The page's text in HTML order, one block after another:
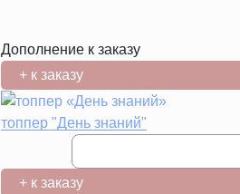
Дополнение к заказу
+ к заказу
топпер "День знаний"
+ к заказу